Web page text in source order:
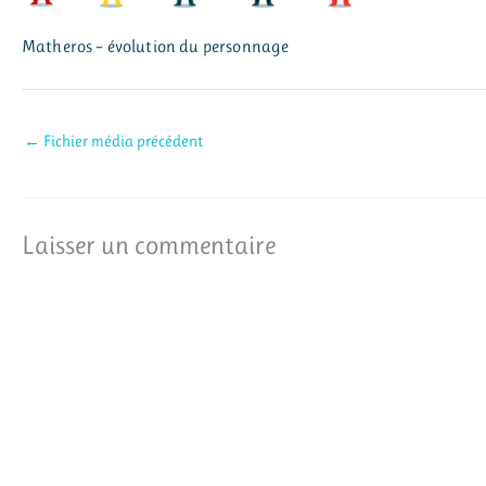
Matheros – évolution du personnage
← Fichier média précédent
Laisser un commentaire